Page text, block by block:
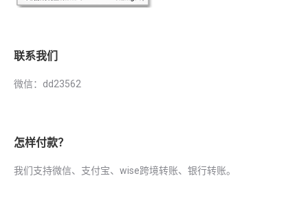
联系我们
微信：dd23562
怎样付款？
我们支持微信、支付宝、wise跨境转账、银行转账。